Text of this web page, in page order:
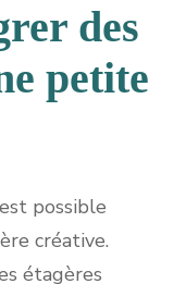
des
petite
possible
créative.
étagères